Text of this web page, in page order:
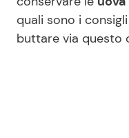
Festività
quali sono i
buttare via questo